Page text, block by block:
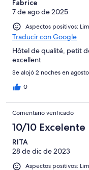
Fabrice
7 de ago de 2025
Aspectos positivos:
Traducir con Google
Hôtel de qualité, petit
excellent
Se alojó 2 noches en
0
Comentario verificado
10/10 Excelente
RITA
28 de dic de 2023
Aspectos positivos: